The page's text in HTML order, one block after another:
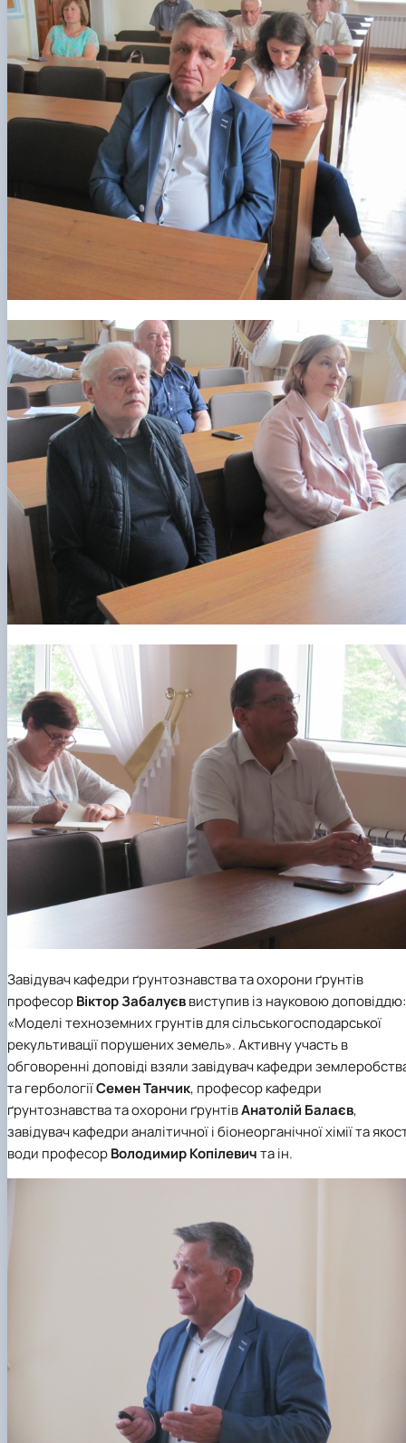
Завідувач кафедри ґрунтознавства та охорони ґрунтів
професорВіктор Забалуєввиступив із науковою доповіддю:
«Моделі техноземних грунтів для сільськогосподарської
рекультивації порушених земель». Активну участь в
обговоренні доповіді взяли завідувач кафедри
та гербологіїСемен Танчик, професор кафедри
ґрунтознавства та охорони ґрунтівАнатолій Балаєв,
завідувач кафедри аналітичної і біонеорганічної хімії та
води професорВолодимир Копілевичта ін.